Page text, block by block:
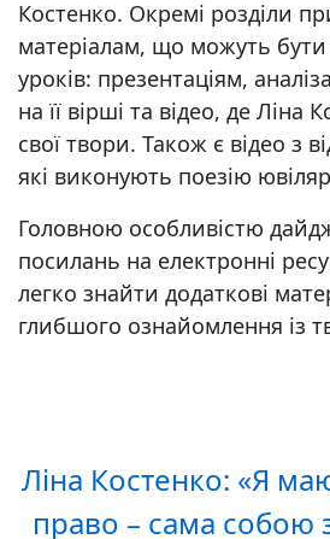
Костенко. Окремі розділи
матеріалам, що можуть
уроків: презентаціям,
на її вірші та відео, де Ліна
свої твори. Також є відео з
які виконують поезію
Головною особливістю
посилань на електронні
легко знайти додаткові
глибшого ознайомлення із
Ліна Костенко: «Я
право – сама собою